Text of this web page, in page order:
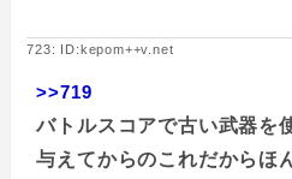
723: ID:kepom++v.net
>>719
バトルスコアで古い武器を
与えてからのこれだからほ